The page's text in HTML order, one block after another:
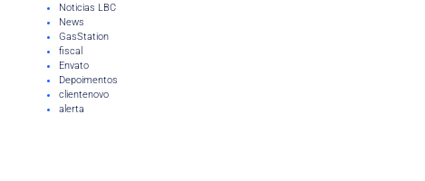
Noticias LBC
News
GasStation
fiscal
Envato
Depoimentos
clientenovo
alerta